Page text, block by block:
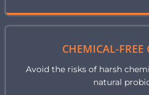
CHEMICAL-FREE
Avoid the risks of harsh
natural